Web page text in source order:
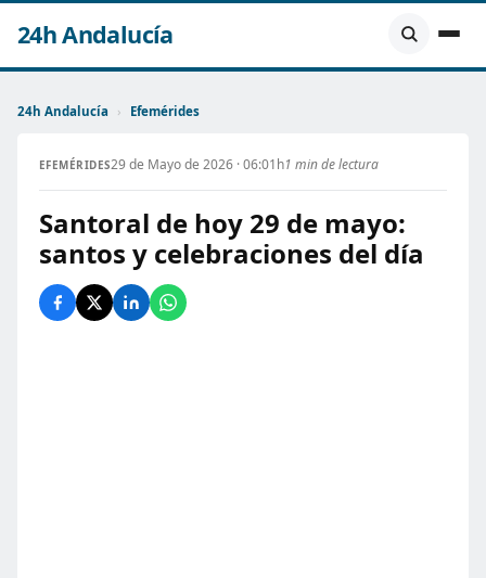
24h Andalucía
24h Andalucía › Efemérides
EFEMÉRIDES29 de Mayo de 2026 · 06:01h1 min de lectura
Santoral de hoy 29 de mayo:
santos y celebraciones del día